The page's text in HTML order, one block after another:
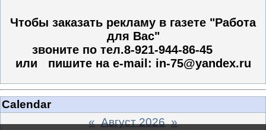
Чтобы заказать рекламу в газете "Работа
для Вас"
звоните по тел.8-921-944-86-45
или пишите на e-mail: in-75@yandex.ru
Calendar
« Август 2026 »